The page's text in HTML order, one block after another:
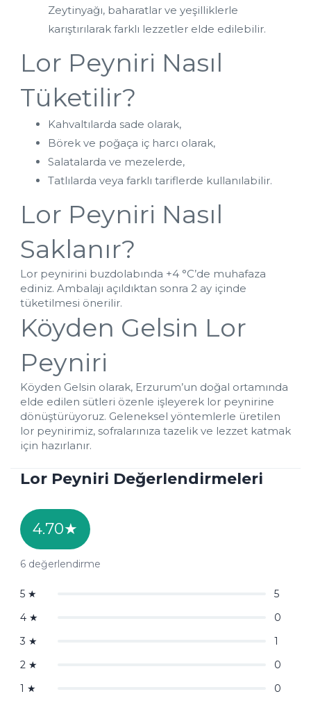
Zeytinyağı, baharatlar ve yeşilliklerle
karıştırılarak farklı lezzetler elde edilebilir.
Lor Peyniri Nasıl
Tüketilir?
Kahvaltılarda sade olarak,
Börek ve poğaça iç harcı olarak,
Salatalarda ve mezelerde,
Tatlılarda veya farklı tariflerde kullanılabilir.
Lor Peyniri Nasıl
Saklanır?
Lor peynirini buzdolabında +4 °C’de muhafaza
ediniz. Ambalajı açıldıktan sonra 2 ay içinde
tüketilmesi önerilir.
Köyden Gelsin Lor
Peyniri
Köyden Gelsin olarak, Erzurum’un doğal ortamında
elde edilen sütleri özenle işleyerek lor peynirine
dönüştürüyoruz. Geleneksel yöntemlerle üretilen
lor peynirimiz, sofralarınıza tazelik ve lezzet katmak
için hazırlanır.
Lor Peyniri Değerlendirmeleri
4.70★
6 değerlendirme
5 ★
5
4 ★
0
3 ★
1
2 ★
0
1 ★ 0